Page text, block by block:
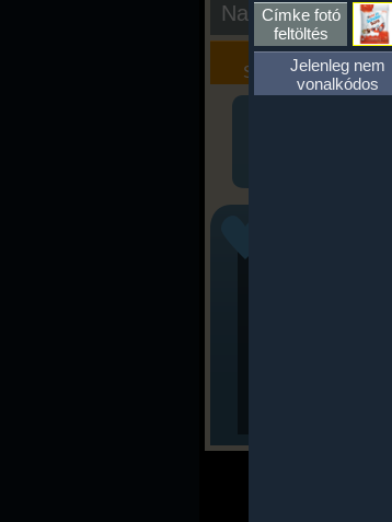
Nap kiértékelése
Kalória
Szimulátor
Címke fotó
feltöltés
Jelenleg nem
vonalkódos